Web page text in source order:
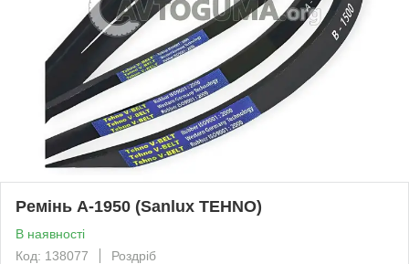
Ремінь A-1950 (Sanlux TEHNO)
В наявності
Код: 138077
Роздріб